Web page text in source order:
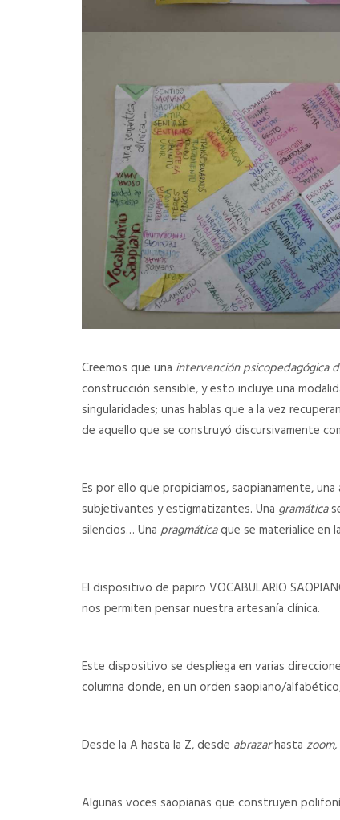
Creemos que una intervención psicopedagógica
construcción sensible, y esto incluye una
singularidades; unas hablas que a la vez
de aquello que se construyó discursivamente
Es por ello que propiciamos, saopianamente,
subjetivantes y estigmatizantes. Una gramática
silencios… Una pragmáticaque se materialice en
El dispositivo de papiro VOCABULARIO
nos permiten pensar nuestra artesanía clínica.
Este dispositivo se despliega en varias
columna donde, en un orden saopiano/
Desde la A hasta la Z, desde abrazarhasta zoom,
Algunas voces saopianas que construyen